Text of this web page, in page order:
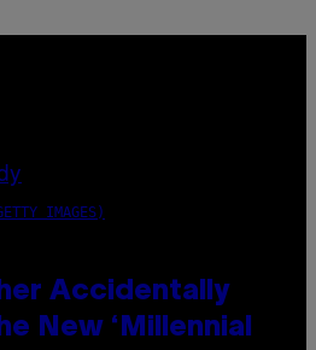
IMAGES)
Accidentally
New ‘Millennial